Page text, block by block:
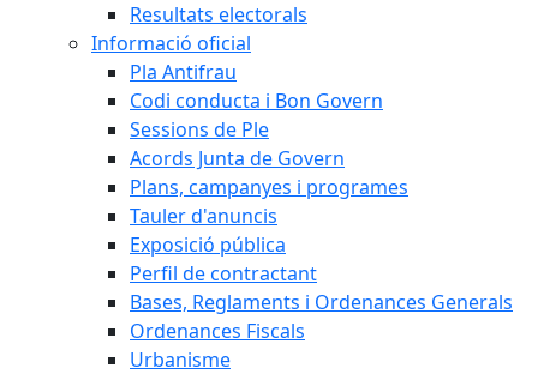
Resultats electorals
Informació oficial
Pla Antifrau
Codi conducta i Bon Govern
Sessions de Ple
Acords Junta de Govern
Plans, campanyes i programes
Tauler d'anuncis
Exposició pública
Perfil de contractant
Bases, Reglaments i Ordenances Generals
Ordenances Fiscals
Urbanisme